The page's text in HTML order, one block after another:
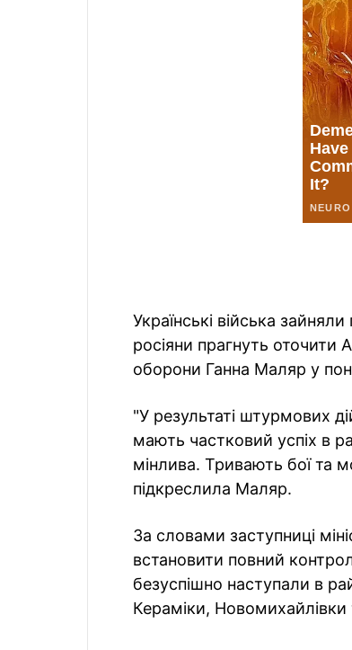
Українські війська зайняли
росіяни прагнуть оточити
оборони Ганна Маляр у
"У результаті штурмових
мають частковий успіх в
мінлива. Тривають бої та
підкреслила Маляр.
За словами заступниці
встановити повний
безуспішно наступали в
Кераміки, Новомихайлівки